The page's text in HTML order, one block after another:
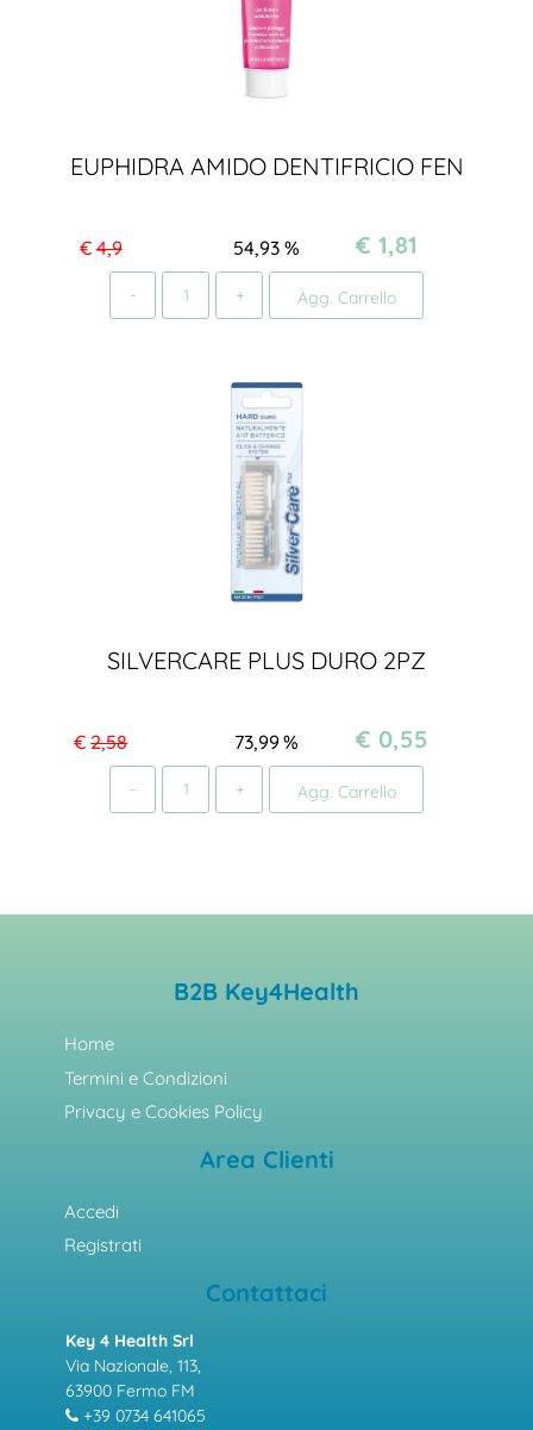
EUPHIDRA AMIDO DENTIFRICIO FEN
€4,9 %
54,93 € 1,81
Agg. Carrello
SILVERCARE PLUS DURO 2PZ
€ 2,58 %
73,99 € 0,55
Agg. Carrello
B2B Key4Health
Home
Termini e Condizioni
Privacy e Cookies Policy
Area Clienti
Accedi
Registrati
Contattaci
Key 4 Health Srl
Via Nazionale, 113,
63900 Fermo FM
+39 0734 641065